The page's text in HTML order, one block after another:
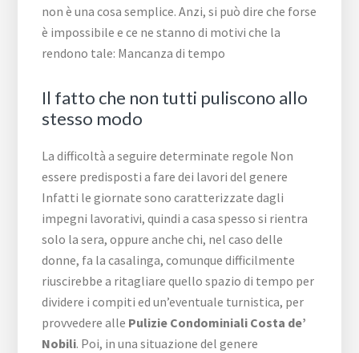
non è una cosa semplice. Anzi, si può dire che forse
è impossibile e ce ne stanno di motivi che la
rendono tale: Mancanza di tempo
Il fatto che non tutti puliscono allo
stesso modo
La difficoltà a seguire determinate regole Non
essere predisposti a fare dei lavori del genere
Infatti le giornate sono caratterizzate dagli
impegni lavorativi, quindi a casa spesso si rientra
solo la sera, oppure anche chi, nel caso delle
donne, fa la casalinga, comunque difficilmente
riuscirebbe a ritagliare quello spazio di tempo per
dividere i compiti ed un’eventuale turnistica, per
provvedere alle Pulizie Condominiali Costa de’
Nobili. Poi, in una situazione del genere